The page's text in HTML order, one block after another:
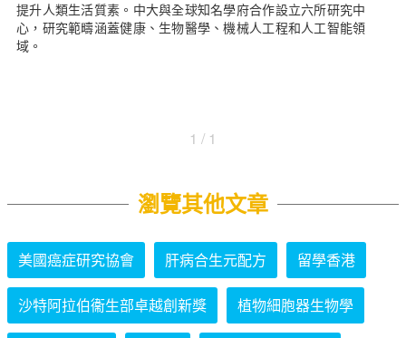
提升人類生活質素。中大與全球知名學府合作設立六所研究中
心，研究範疇涵蓋健康、生物醫學、機械人工程和人工智能領
域。
1 / 1
瀏覽其他文章
美國癌症研究協會 肝病合生元配方 留學香港
沙特阿拉伯衞生部卓越創新獎 植物細胞器生物學